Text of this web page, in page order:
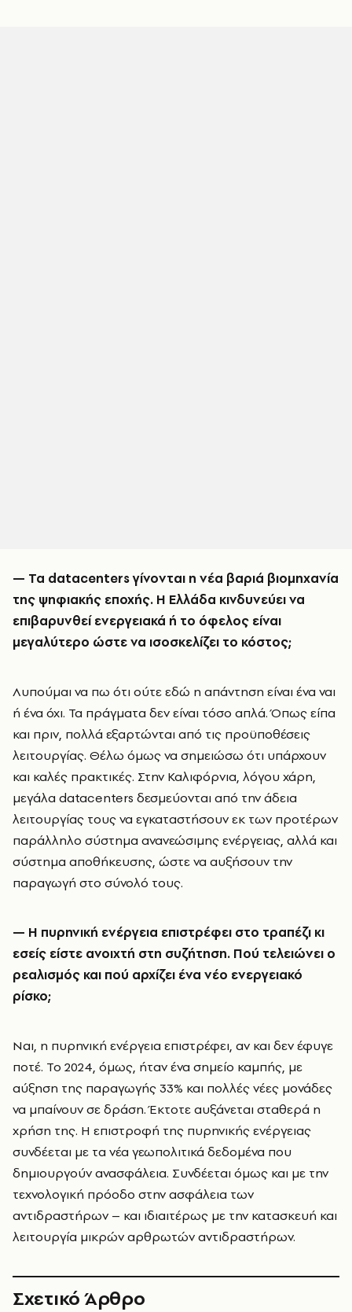
— Τα datacenters γίνονται η νέα βαριά βιομηχανία
της ψηφιακής εποχής. Η Ελλάδα κινδυνεύει να
επιβαρυνθεί ενεργειακά ή το όφελος είναι
μεγαλύτερο ώστε να ισοσκελίζει το κόστος;
Λυπούμαι να πω ότι ούτε εδώ η απάντηση είναι ένα ναι
ή ένα όχι. Τα πράγματα δεν είναι τόσο απλά. Όπως είπα
και πριν, πολλά εξαρτώνται από τις προϋποθέσεις
λειτουργίας. Θέλω όμως να σημειώσω ότι υπάρχουν
και καλές πρακτικές. Στην Καλιφόρνια, λόγου χάρη,
μεγάλα datacenters δεσμεύονται από την άδεια
λειτουργίας τους να εγκαταστήσουν εκ των προτέρων
παράλληλο σύστημα ανανεώσιμης ενέργειας, αλλά και
σύστημα αποθήκευσης, ώστε να αυξήσουν την
παραγωγή στο σύνολό τους.
— Η πυρηνική ενέργεια επιστρέφει στο τραπέζι κι
εσείς είστε ανοιχτή στη συζήτηση. Πού τελειώνει ο
ρεαλισμός και πού αρχίζει ένα νέο ενεργειακό
ρίσκο;
Ναι, η πυρηνική ενέργεια επιστρέφει, αν και δεν έφυγε
ποτέ. Το 2024, όμως, ήταν ένα σημείο καμπής, με
αύξηση της παραγωγής 33% και πολλές νέες μονάδες
να μπαίνουν σε δράση. Έκτοτε αυξάνεται σταθερά η
χρήση της. Η επιστροφή της πυρηνικής ενέργειας
συνδέεται με τα νέα γεωπολιτικά δεδομένα που
δημιουργούν ανασφάλεια. Συνδέεται όμως και με την
τεχνολογική πρόοδο στην ασφάλεια των
αντιδραστήρων – και ιδιαιτέρως με την κατασκευή και
λειτουργία μικρών αρθρωτών αντιδραστήρων.
Σχετικό Άρθρο